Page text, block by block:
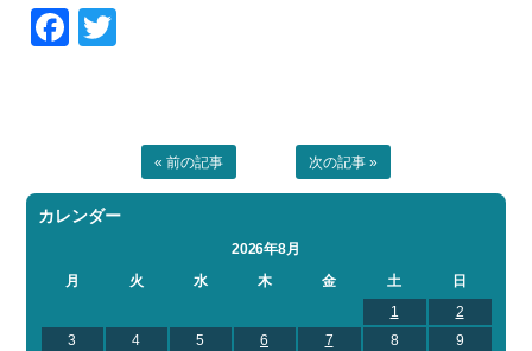
Facebook
« 前の記事 次の記事 »
カレンダー
2026年8月
月
火 水 木 金 土
日
1
2
3
4 5 6 7 8
9